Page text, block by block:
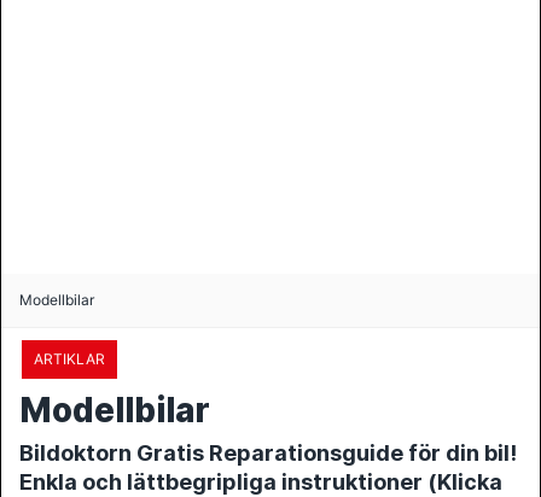
Modellbilar
ARTIKLAR
Modellbilar
Bildoktorn Gratis Reparationsguide för din bil!
Enkla och lättbegripliga instruktioner (Klicka